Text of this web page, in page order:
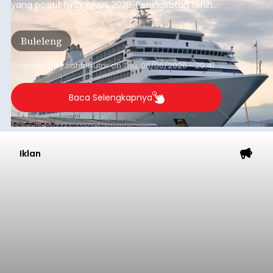
yang positif hingga Juli 2026. Peningkatan terlihat
dari arus kapal yang mencapai 1,48 juta Gross
Tonnage (GT), atau tumbuh 12,4 persen
dibandingkan periode yang sama tahun lalu
yang tercatat sebesar 1,32 juta GT.
Buleleng
Submitted bycontributoronThu, 08/06/2026 - 20:41
Baca Selengkapnya
Iklan